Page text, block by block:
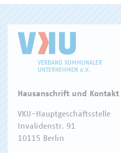
Hausanschrift und Kontakt
VKU-Hauptgeschäftsstelle
Invalidenstr. 91
10115 Berlin